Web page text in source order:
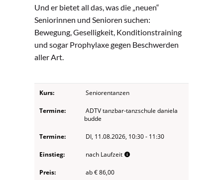
Und er bietet all das, was die „neuen“
Seniorinnen und Senioren suchen:
Bewegung, Geselligkeit, Konditionstraining
und sogar Prophylaxe gegen Beschwerden
aller Art.